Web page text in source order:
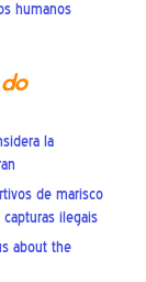
humanos
la
de marisco
ilegais
about the